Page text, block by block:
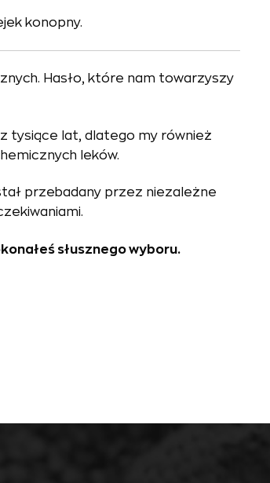
konopny.
Hasło, które nam towarzyszy
tysiące lat, dlatego my również
leków.
przebadany przez niezależne
słusznego wyboru.